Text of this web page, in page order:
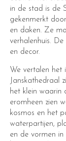
in de stad is de
gekenmerkt
en daken. Ze
verhalenhuis.
en decor.
We vertalen het
Janskathedraal
het klein waarin
eromheen zien
kosmos en het
waterpartijen,
en de vormen